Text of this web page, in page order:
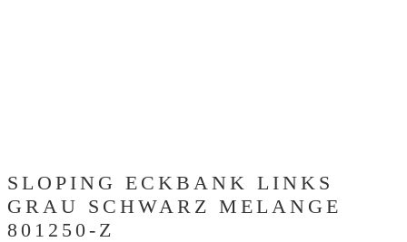
SLOPING ECKBANK LINKS
GRAU SCHWARZ MELANGE
801250-Z